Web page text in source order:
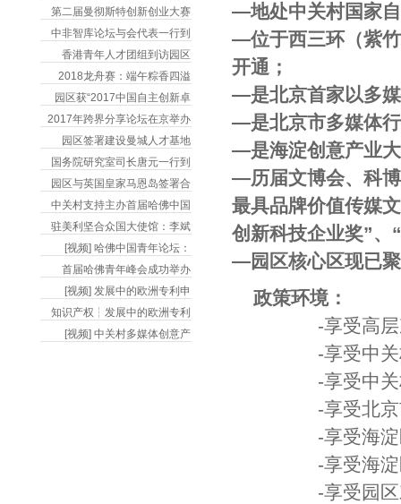
第二届曼彻斯特创新创业大赛
中非智库论坛与会代表一行到
香港青年人才团组到访园区
2018龙舟赛：端午粽香四溢
园区获“2017中国自主创新卓
2017年跨界分享论坛在京举办
园区签署建设曼城人才基地
国务院研究室司长唐元一行到
园区与英国皇家马恩岛签署合
中关村支持主办首届哈佛中国
驻美利坚合众国大使馆：李斌
[视频] 哈佛中国青年论坛：
首届哈佛青年峰会成功举办
[视频] 发展中的欧洲专利申
知识产权┆发展中的欧洲专利
[视频] 中关村多媒体创意产
―地处中关村国家
―位于西三环（紫
开通；
―是北京首家以多
―是北京市多媒体
―是海淀创意产业
―历届文博会、科
最具品牌价值传媒
创新科技企业奖”、
―园区核心区现已
政策环境：
-享受高层次人
-享受中关村国
-享受中关村国
-享受北京市
-享受海淀区鼓
-享受海淀区文
-享受园区对于